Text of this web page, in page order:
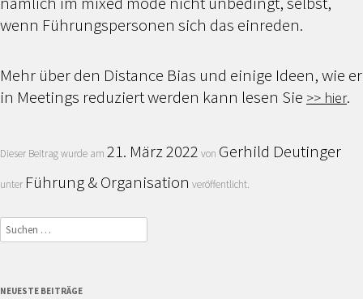
wenn Führungspersonen sich das einreden.
Mehr über den Distance Bias und einige Ideen, wie er
in Meetings reduziert werden kann lesen Sie >> hier.
Dieser Beitrag wurde am 21. März 2022 von Gerhild Deutinger
unter Führung & Organisation veröffentlicht.
Suchen
nach:
NEUESTE BEITRÄGE